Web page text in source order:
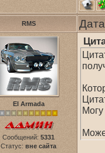
RMS
El Armada
Сообщений: 5331
Статус: вне сайта
Могу